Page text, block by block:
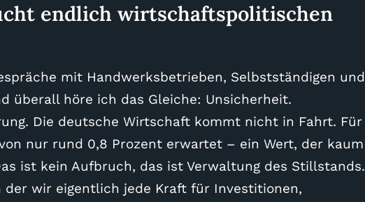
endlich wirtschaftspolitischen
mit Handwerksbetrieben, Selbstständigen und
überall höre ich das Gleiche: Unsicherheit.
Die deutsche Wirtschaft kommt nicht in Fahrt. Für
nur rund 0,8 Prozent erwartet – ein Wert, der kaum
ist kein Aufbruch, das ist Verwaltung des Stillstands.
der wir eigentlich jede Kraft für Investitionen,